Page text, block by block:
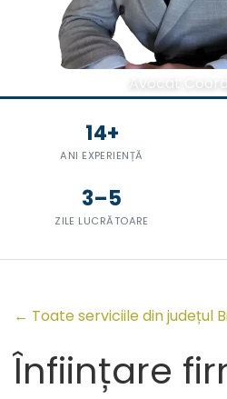
Avocat
14+
ANI EXPERIENȚĂ
3–5
ZILE LUCRĂTOARE
← Toate serviciile din județul
Înființare